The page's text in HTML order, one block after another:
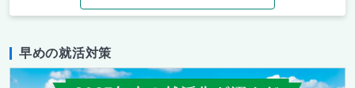
早めの就活対策